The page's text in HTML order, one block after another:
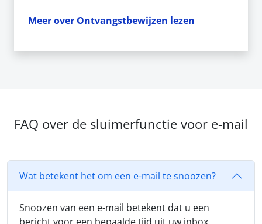
Meer over Ontvangstbewijzen lezen
FAQ over de sluimerfunctie voor e-mail
Wat betekent het om een e-mail te snoozen?
Snoozen van een e-mail betekent dat u een